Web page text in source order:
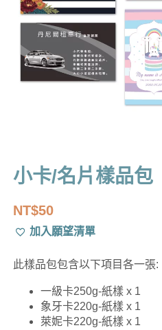
小卡/名片樣品包
NT$50
加入願望清單
此樣品包包含以下項目各一張:
一級卡250g-紙樣 x 1
象牙卡220g-紙樣 x 1
萊妮卡220g-紙樣 x 1